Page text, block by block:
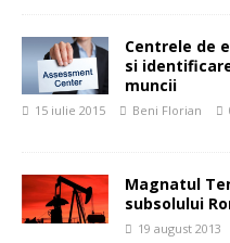
Centrele de
si
muncii
15 iulie 2015 Beni Florian
Magnatul
subsolului
19 august 2013